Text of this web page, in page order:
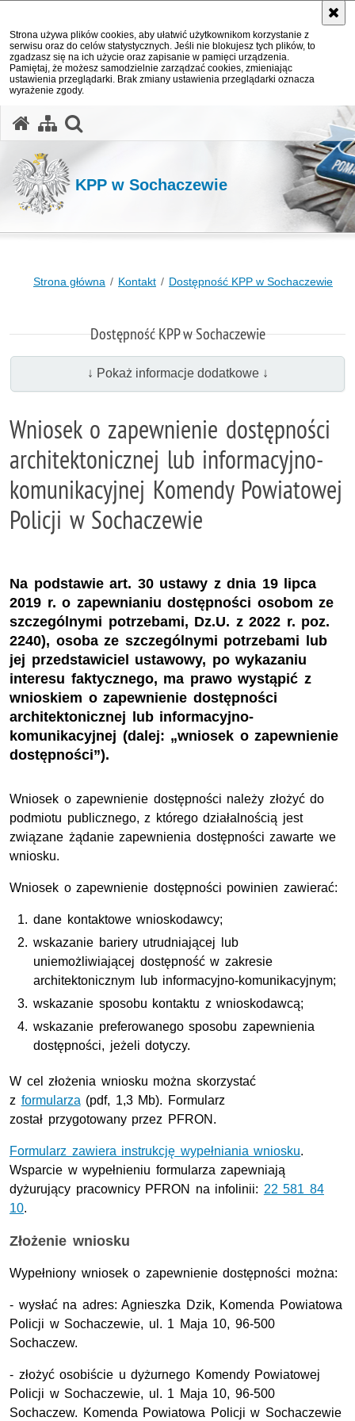
Strona używa plików cookies, aby ułatwić użytkownikom korzystanie z
serwisu oraz do celów statystycznych. Jeśli nie blokujesz tych plików, to
zgadzasz się na ich użycie oraz zapisanie w pamięci urządzenia.
Pamiętaj, że możesz samodzielnie zarządzać cookies, zmieniając
ustawienia przeglądarki. Brak zmiany ustawienia przeglądarki oznacza
wyrażenie zgody.
KPP w Sochaczewie
Strona główna Kontakt Dostępność KPP w Sochaczewie
Dostępność KPP w Sochaczewie
↓ Pokaż informacje dodatkowe ↓
Wniosek o zapewnienie dostępności
architektonicznej lub informacyjno-
komunikacyjnej Komendy Powiatowej
Policji w Sochaczewie
Na podstawie art. 30 ustawy z dnia 19 lipca
2019 r. o zapewnianiu dostępności osobom ze
szczególnymi potrzebami, Dz.U. z 2022 r. poz.
2240), osoba ze szczególnymi potrzebami lub
jej przedstawiciel ustawowy, po wykazaniu
interesu faktycznego, ma prawo wystąpić z
wnioskiem o zapewnienie dostępności
architektonicznej lub informacyjno-
komunikacyjnej (dalej: „wniosek o zapewnienie
dostępności”).
Wniosek o zapewnienie dostępności należy złożyć do
podmiotu publicznego, z którego działalnością jest
związane żądanie zapewnienia dostępności zawarte we
wniosku.
Wniosek o zapewnienie dostępności powinien zawierać:
dane kontaktowe wnioskodawcy;
wskazanie bariery utrudniającej lub
uniemożliwiającej dostępność w zakresie
architektonicznym lub informacyjno-komunikacyjnym;
wskazanie sposobu kontaktu z wnioskodawcą;
wskazanie preferowanego sposobu zapewnienia
dostępności, jeżeli dotyczy.
W cel złożenia wniosku można skorzystać
z formularza (pdf, 1,3 Mb). Formularz
został przygotowany przez PFRON.
Formularz zawiera instrukcję wypełniania wniosku.
Wsparcie w wypełnieniu formularza zapewniają
dyżurujący pracownicy PFRON na infolinii: 22 581 84
10.
Złożenie wniosku
Wypełniony wniosek o zapewnienie dostępności można:
- wysłać na adres: Agnieszka Dzik, Komenda Powiatowa
Policji w Sochaczewie, ul. 1 Maja 10, 96-500
Sochaczew.
- złożyć osobiście u dyżurnego Komendy Powiatowej
Policji w Sochaczewie, ul. 1 Maja 10, 96-500
Sochaczew. Komenda Powiatowa Policji w Sochaczewie